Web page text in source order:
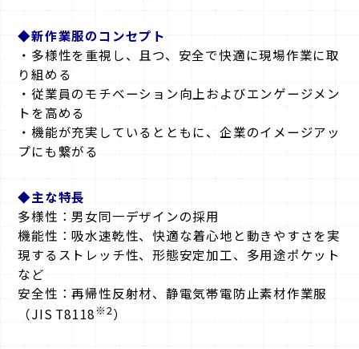
◆新作業服のコンセプト
・多様性を重視し、且つ、安全で快適に現場作業に取
り組める
・従業員のモチベーション向上およびエンゲージメン
トを高める
・機能が充実しているとともに、企業のイメージアッ
プにも繋がる
◆主な特長
多様性：男女同一デザインの採用
機能性：吸水速乾性、快適な着心地と動きやすさを実
現するストレッチ性、形態安定加工、多用途ポケット
など
安全性：再帰性反射材、静電気帯電防止素材作業服
（JIS T8118 ※2）